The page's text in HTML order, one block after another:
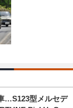
…S123型メルセデ